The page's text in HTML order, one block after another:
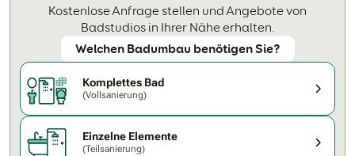
Kostenlose Anfrage stellen und Angebote von
Badstudios in Ihrer Nähe erhalten.
Welchen Badumbau benötigen Sie?
Komplettes Bad
(Vollsanierung)
Einzelne Elemente
(Teilsanierung)